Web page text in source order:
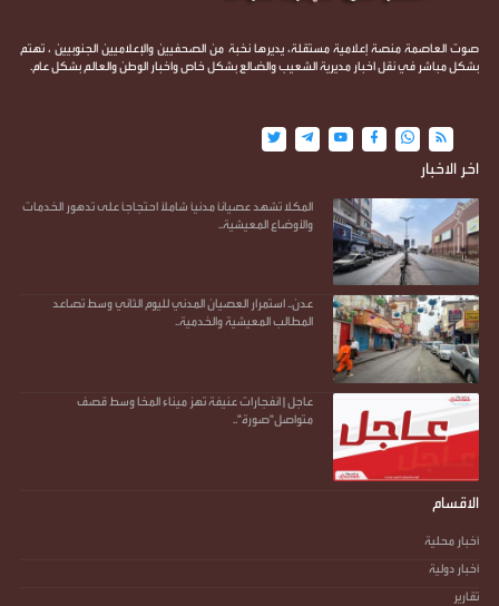
صوت العاصمة منصة إعلامية مستقلة، يديرها نخبة من الصحفيين والإعلاميين الجنوبيين ، تهتم
بشكل مباشر في نقل اخبار مديرية الشعيب والضالع بشكل خاص واخبار الوطن والعالم بشكل عام.
اخر الاخبار
المكلا تشهد عصيانًا مدنيًا شاملًا احتجاجًا على تدهور الخدمات
والأوضاع المعيشية..
عدن.. استمرار العصيان المدني لليوم الثاني وسط تصاعد
المطالب المعيشية والخدمية..
عاجل | انفجارات عنيفة تهز ميناء المخا وسط قصف
متواصل"صورة"..
الاقسام
أخبار محلية
أخبار دولية
تقارير